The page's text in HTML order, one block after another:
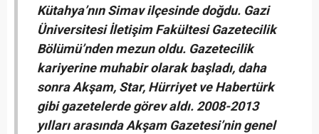
Kütahya’nın Simav ilçesinde doğdu. Gazi
Üniversitesi İletişim Fakültesi Gazetecilik
Bölümü’nden mezun oldu. Gazetecilik
kariyerine muhabir olarak başladı, daha
sonra Akşam, Star, Hürriyet ve Habertürk
gibi gazetelerde görev aldı. 2008-2013
yılları arasında Akşam Gazetesi’nin genel